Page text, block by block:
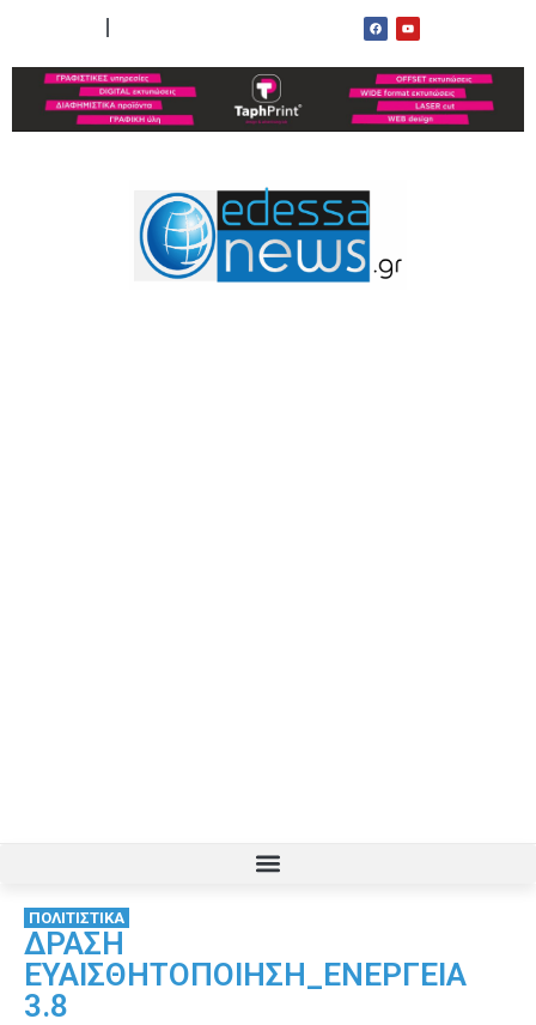
ΠΟΛΙΤΙΣΤΙΚΑ
ΔΡΑΣΗ
ΕΥΑΙΣΘΗΤΟΠΟΙΗΣΗ_ΕΝΕΡΓΕΙΑ
3.8